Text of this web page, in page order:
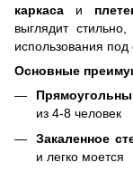
каркаса и
выглядит
использования
Основные
из 4-8 человек
Закаленное
и легко моется